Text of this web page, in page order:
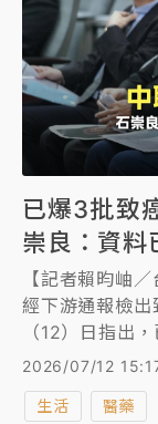
已爆3批致
崇良：資料
【記者賴昀岫
經下游通報檢
（12）日指出
但不對外公布，
報超標的品項
樣有問題，或
2026/07/12
生活 醫藥